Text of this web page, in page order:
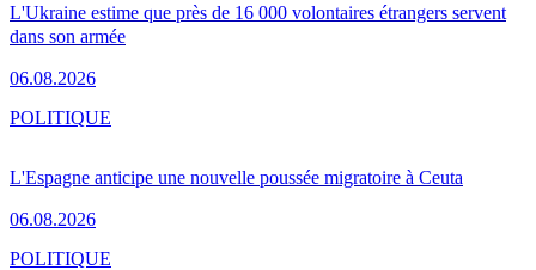
L'Ukraine estime que près de 16 000 volontaires étrangers servent
dans son armée
06.08.2026
L'Espagne anticipe une nouvelle poussée migratoire à Ceuta
06.08.2026
POLITIQUE
POLITIQUE